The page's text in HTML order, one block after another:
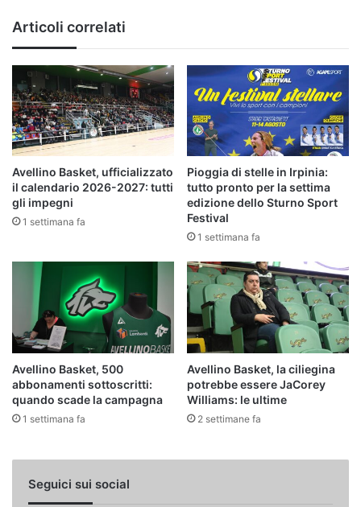
Monopoli
Articoli correlati
Avellino Basket, ufficializzato
il calendario 2026-2027: tutti
gli impegni
1 settimana fa
Pioggia di stelle in Irpinia:
tutto pronto per la settima
edizione dello Sturno Sport
Festival
1 settimana fa
Avellino Basket, 500
abbonamenti sottoscritti:
quando scade la campagna
1 settimana fa
Avellino Basket, la ciliegina
potrebbe essere JaCorey
Williams: le ultime
2 settimane fa
Seguici sui social